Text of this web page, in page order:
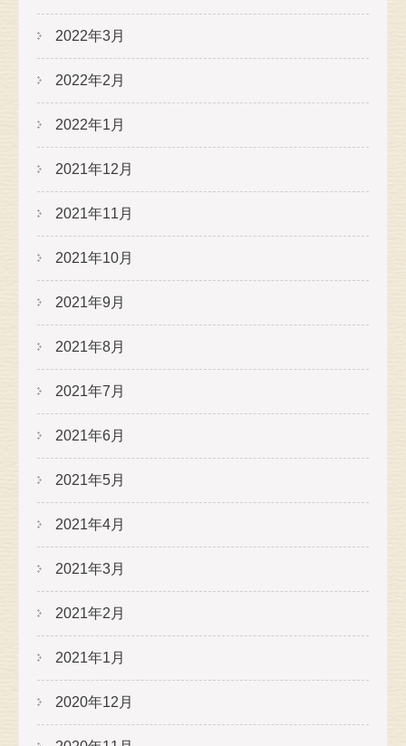
2022年3月
2022年2月
2022年1月
2021年12月
2021年11月
2021年10月
2021年9月
2021年8月
2021年7月
2021年6月
2021年5月
2021年4月
2021年3月
2021年2月
2021年1月
2020年12月